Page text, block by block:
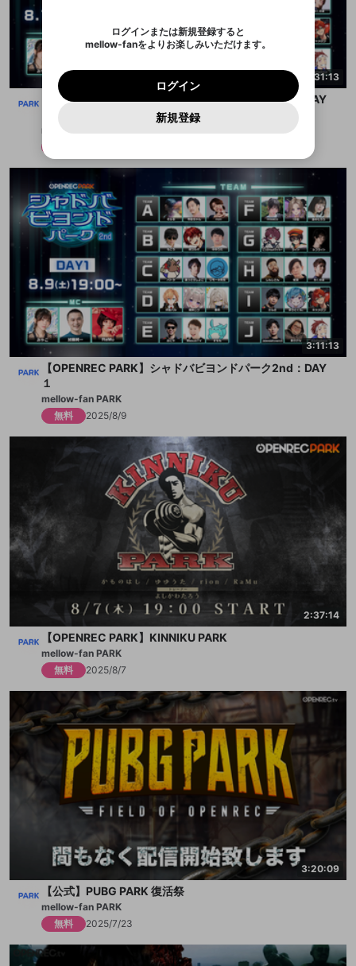
3:31:13
【OPENREC PARK】シャドバビヨンドパーク2nd：DAY
mellow-fan PARK
3:11:13
【OPENREC PARK】シャドバビヨンドパーク2nd：DAY
１
mellow-fan PARK
無料
2025/8/9
2:37:14
【OPENREC PARK】KINNIKU PARK
mellow-fan PARK
無料
2025/8/7
3:20:09
【公式】PUBG PARK 復活祭
mellow-fan PARK
無料
2025/7/23
ユーザーの視聴環境によっては広告を表示すること
ができない場合があります。
詳しくはこちら
ば、通知をもれなく受け取れます！
インストール アプリで開く
Google
Yahoo! JAPAN
Appleでサインアップ
利用規約 プライバシーポリシー・
サービスとのID連携に関する同意事項に同意頂いた上
で、次にお進みください
次にお進みください。
アカウント作成
mellow-fanからのお得な情報をメールで受
け取る
Google
Yahoo! JAPAN
Appleでサインイン
利用規約 プライバシーポリシー・
サービスとのID連携に関する同意事項に同意頂いた上
で、次にお進みください
ログイン
パスワードを忘れた方はこちら
アカウントをお持ちですか？アカウントを作成する
ログインまたは新規登録すると
mellow-fanをよりお楽しみいただけます。
ログイン
新規登録
再設定する
のでご確認ください
OK
ご登録いただいた情報はサービスの向上を目的
として使用いたします。
一部サービスをご利用いただくには、生年月の
登録が必要です。
登録
あとで登録
メイン及びcs.openrec.co.jpドメイン）が受信拒否設
定に含まれていないかご確認ください。
入力
著作権の侵害
なりすまし行為
ねずみ講やマルチ商法
誤解を招く配信設定
ゲームの録画禁止区域の配信
改造版・海賊版ソフトの配信
政治的・宗教的・人種的な内容
その他の問題
0
報告された問題については、利用規約に違反しているか
どうかをスタッフが確認します。
用することは、利用規約違反になります。
閉じる
Discordアカウントを作成
Discordは第三者が提供するコミュニティーサービスで、
mellow-fanとは関わりがありません。Discordに関してのお
問い合わせにはお答えすることができません。Discordの仕
様変更により、限定コミュニティ特典の提供が終了する可能
します。
外部サービスとのID連携に関する同意事項
Discordとは？ Discordに参加する